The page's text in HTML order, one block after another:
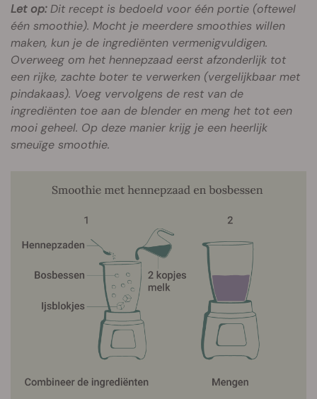
Let op:Dit recept is bedoeld voor één portie (oftewel
één smoothie). Mocht je meerdere smoothies willen
maken, kun je de ingrediënten vermenigvuldigen.
Overweeg om het hennepzaad eerst afzonderlijk tot
een rijke, zachte boter te verwerken (vergelijkbaar met
pindakaas). Voeg vervolgens de rest van de
ingrediënten toe aan de blender en meng het tot een
mooi geheel. Op deze manier krijg je een heerlijk
smeuïge smoothie.